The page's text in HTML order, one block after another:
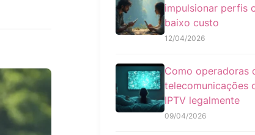
impulsionar perfis
baixo custo
12/04/2026
Como operadoras
telecomunicações
IPTV legalmente
09/04/2026